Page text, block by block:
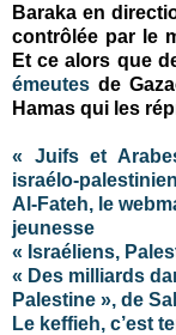
Baraka en
contrôlée par le
Et ce alors que
émeutes de
Hamas qui les
« Juifs et
israélo-
Al-Fateh, le
jeunesse
« Israéliens,
« Des milliards
Palestine », de
Le keffieh, c’est